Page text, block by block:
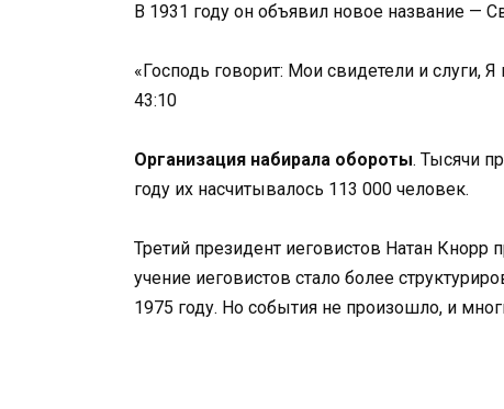
В 1931 году он объявил новое название —
«Господь говорит: Мои свидетели и слуги,
43:10
Организация набирала обороты. Тысячи
году их насчитывалось 113 000 человек.
Третий президент иеговистов Натан
учение иеговистов стало более
1975 году. Но события не произошло, и